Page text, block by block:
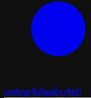
ოთხივე წამყვანი (4x4)